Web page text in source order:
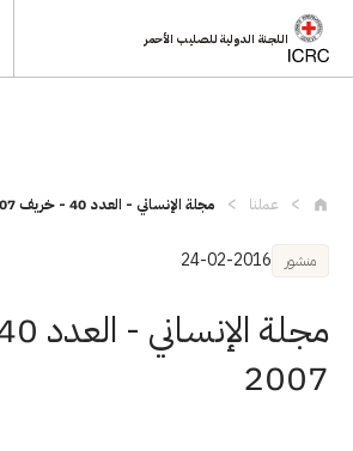
اللجنة الدولية للصليب الأحمر
عملنا مجلة الإنساني - العدد 40 - خريف 2007
منشور 24-02-2016
2007